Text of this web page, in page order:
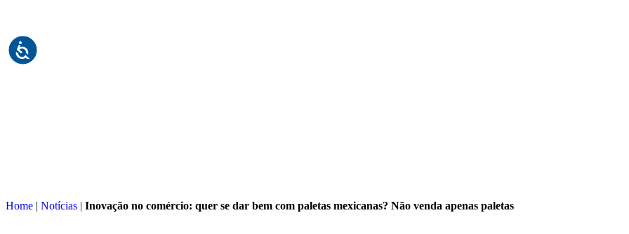
Home | Notícias | Inovação no comércio: quer se dar bem com paletas mexicanas? Não venda apenas paletas